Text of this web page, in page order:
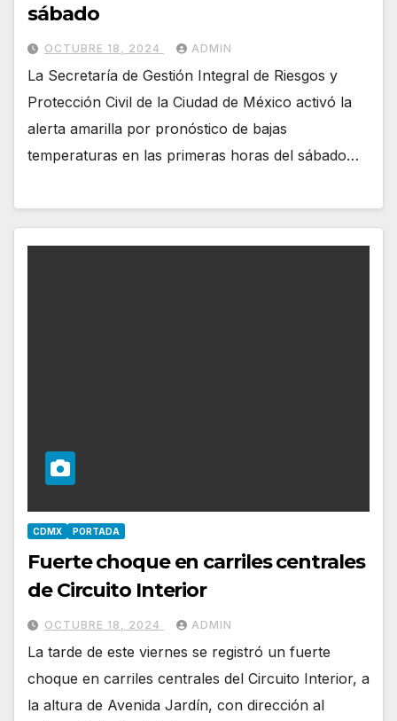
sábado
OCTUBRE 18, 2024 ADMIN
La Secretaría de Gestión Integral de Riesgos y
Protección Civil de la Ciudad de México activó la
alerta amarilla por pronóstico de bajas
temperaturas en las primeras horas del sábado…
CDMX PORTADA
Fuerte choque en carriles centrales
de Circuito Interior
OCTUBRE 18, 2024 ADMIN
La tarde de este viernes se registró un fuerte
choque en carriles centrales del Circuito Interior, a
la altura de Avenida Jardín, con dirección al